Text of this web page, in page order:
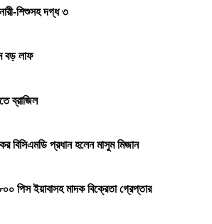
শিশুসহ দগ্ধ ৩
বড় লাফ
ব্রাজিল
বিসিএমডি প্রধান হলেন মাসুম মিজান
পিস ইয়াবাসহ মাদক বিক্রেতা গ্রেপ্তার